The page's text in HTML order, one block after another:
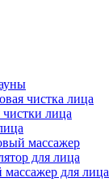
чистка лица
лица
массажер
для лица
для лица